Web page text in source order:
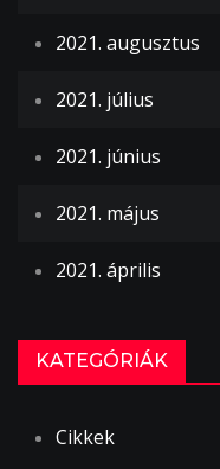
2021. augusztus
2021. július
2021. június
2021. május
2021. április
KATEGÓRIÁK
Cikkek